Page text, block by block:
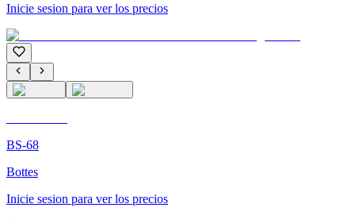
Inicie sesion para ver los precios
BS-68
Bottes
Inicie sesion para ver los precios